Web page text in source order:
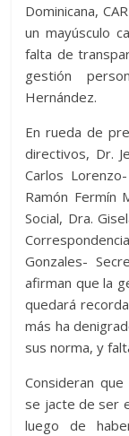
Dominicana,
un mayúsculo
falta de
gestión
Hernández.
En rueda de
directivos, Dr.
Carlos
Ramón Fermín
Social, Dra.
Gonzales-
afirman que la
quedará
más ha
sus norma, y
Consideran
se jacte de ser
luego de